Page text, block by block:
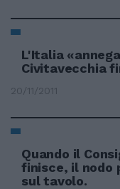
L'Italia
Civitavecchia
20/11/2011
Quando il
finisce, il nodo
sul tavolo.